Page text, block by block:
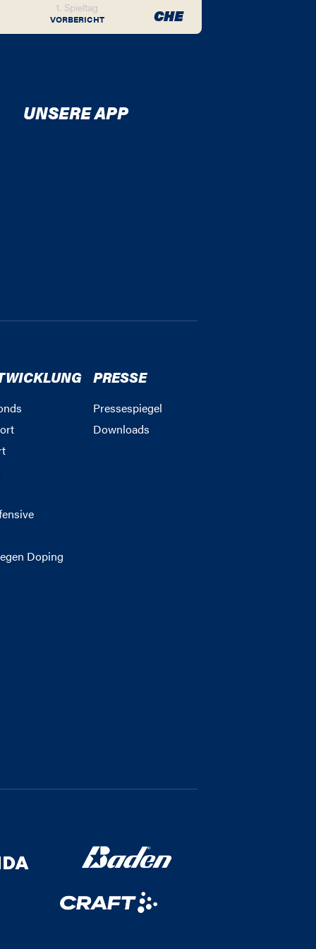
1. Spieltag
VORBERICHT CHE
UNSERE APP
Doping
PRESSE
Pressespiegel
Downloads